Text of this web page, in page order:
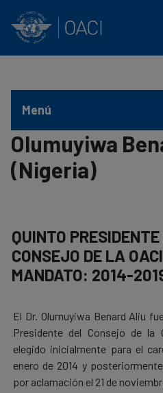
Menú
Olumuyiwa
(Nigeria)
QUINTO
CONSEJO DE LA OACI
MANDATO: 2014-
El Dr. Olumuyiwa Benard Aliu
Presidente del Consejo de la
elegido inicialmente para el
enero de 2014 y
por aclamación el 21 de